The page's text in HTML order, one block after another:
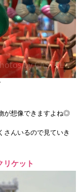
が想像できますよね◎
さんいるので見ていき
ケット